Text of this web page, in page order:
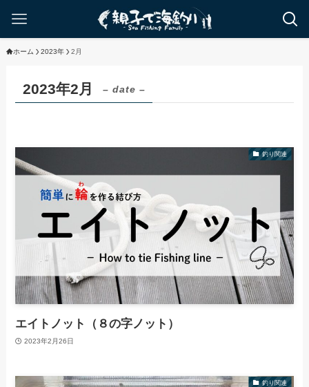
ホーム 2023年 2月
2023年2月 – date –
釣り関連
エイトノット（８の字ノット）
2023年2月26日
釣り関連